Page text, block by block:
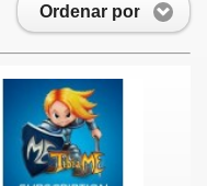
Ordenar por